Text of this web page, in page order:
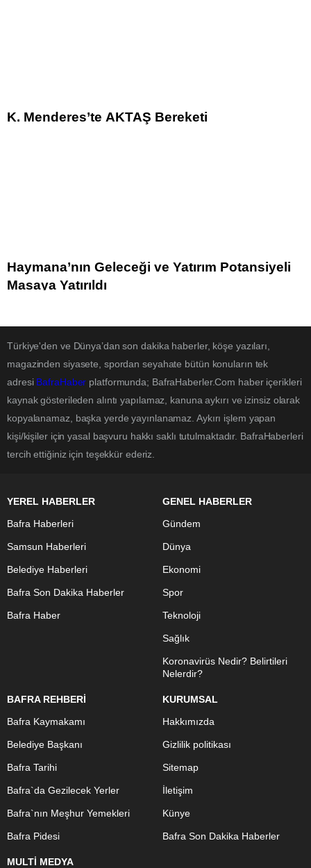
K. Menderes’te AKTAŞ Bereketi
Haymana’nın Geleceği ve Yatırım Potansiyeli
Masaya Yatırıldı
Türkiye'den ve Dünya’dan son dakika haberler, köşe yazıları,
magazinden siyasete, spordan seyahate bütün konuların tek
adresi BafraHaber platformunda; BafraHaberler.Com haber içerikleri
kaynak gösterileden alıntı yapılamaz, kanuna aykırı ve izinsiz olarak
kopyalanamaz, başka yerde yayınlanamaz. Aykırı işlem yapan
kişi/kişiler için yasal başvuru hakkı saklı tutulmaktadır. BafraHaberleri
tercih ettiğiniz için teşekkür ederiz.
YEREL HABERLER
Bafra Haberleri
Samsun Haberleri
Belediye Haberleri
Bafra Son Dakika Haberler
Bafra Haber
GENEL HABERLER
Gündem
Dünya
Ekonomi
Spor
Teknoloji
Sağlık
Koronavirüs Nedir? Belirtileri
Nelerdir?
BAFRA REHBERİ
Bafra Kaymakamı
Belediye Başkanı
Bafra Tarihi
Bafra`da Gezilecek Yerler
Bafra`nın Meşhur Yemekleri
Bafra Pidesi
KURUMSAL
Hakkımızda
Gizlilik politikası
Sitemap
İletişim
Künye
Bafra Son Dakika Haberler
MULTİ MEDYA